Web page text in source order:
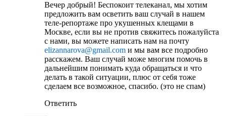
Вечер добрый! Беспокоит телеканал, мы хотим
предложить вам осветить ваш случай в нашем
теле-репортаже про укушенных клещами в
Москве, если вы не против свяжитесь пожалуйста
с нами, вы можете написать нам на почту
elizannarova@gmail.com и мы вам все подробно
расскажем. Ваш случай може многим помочь в
дальнейшим понимать куда обращаться и что
делать в такой ситуации, плюс от себя тоже
сделаем все возможное, спасибо. (это не спам)
Ответить